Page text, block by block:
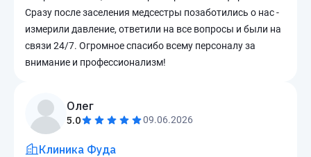
Сразу после заселения медсестры позаботились о нас -
измерили давление, ответили на все вопросы и были на
связи 24/7. Огромное спасибо всему персоналу за
внимание и профессионализм!
Олег
5.0 09.06.2026
Клиника Фуда